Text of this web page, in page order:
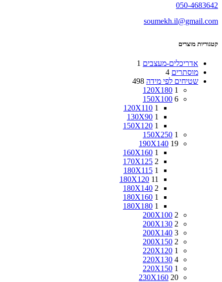
050-4683642
soumekh.il@gmail.com
קטגוריות מוצרים
אדריכלים-מעצבים 1
מוסתרים 4
שטיחים לפי מידה 498
120X180 1
150X100 6
120X110 1
130X90 1
150X120 1
150X250 1
190X140 19
160X160 1
170X125 2
180X115 1
180X120 11
180X140 2
180X160 1
180X180 1
200X100 2
200X130 2
200X140 3
200X150 2
220X120 1
220X130 4
220X150 1
230X160 20